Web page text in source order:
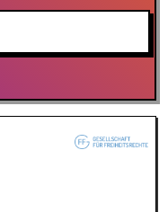
Konzeption
Trainings in
Auftraggebern.